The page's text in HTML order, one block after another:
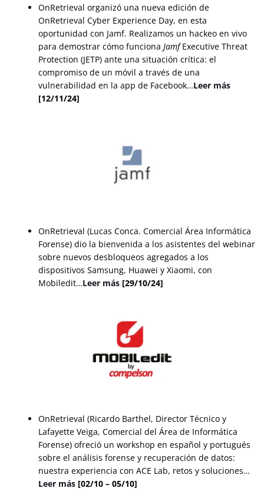
OnRetrieval organizó una nueva edición de
OnRetrieval Cyber Experience Day, en esta
oportunidad con Jamf. Realizamos un hackeo en vivo
para demostrar cómo funciona JamfExecutive Threat
Protection (JETP) ante una situación crítica: el
compromiso de un móvil a través de una
vulnerabilidad en la app de Facebook…Leer más
[12/11/24]
OnRetrieval (Lucas Conca. Comercial Área Informática
Forense) dio la bienvenida a los asistentes del webinar
sobre nuevos desbloqueos agregados a los
dispositivos Samsung, Huawei y Xiaomi, con
Mobiledit…Leer más [29/10/24]
OnRetrieval (Ricardo Barthel, Director Técnico y
Lafayette Veiga, Comercial del Área de Informática
Forense) ofreció un workshop en español y portugués
sobre el análisis forense y recuperación de datos:
nuestra experiencia con ACE Lab, retos y soluciones…
Leer más [02/10 – 05/10]